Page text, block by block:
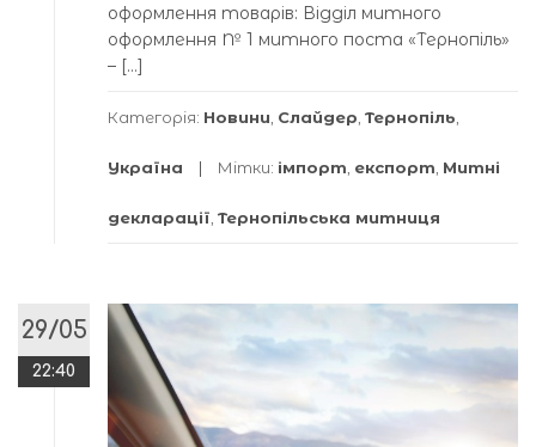
оформлення товарів: Відділ митного
оформлення № 1 митного поста «Тернопіль»
– […]
Категорія: Новини Слайдер Тернопіль
Україна Мітки: імпорт експорт Митні
декларації Тернопільська митниця
29/05
22:40